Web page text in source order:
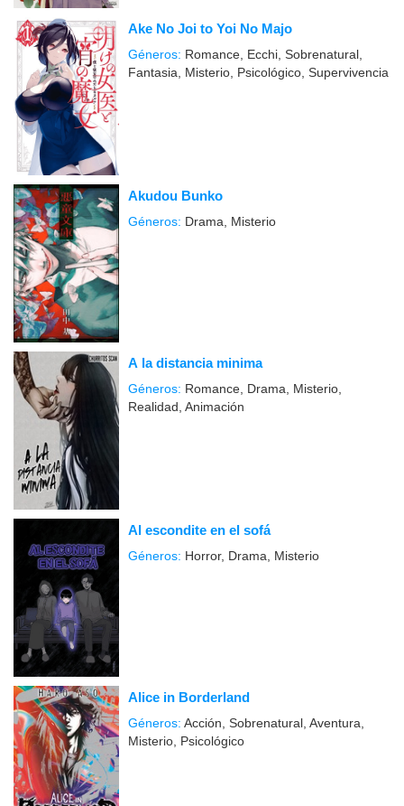
Ake No Joi to Yoi No Majo
Géneros: Romance, Ecchi, Sobrenatural,
Fantasia, Misterio, Psicológico, Supervivencia
Akudou Bunko
Géneros: Drama, Misterio
A la distancia minima
Géneros: Romance, Drama, Misterio,
Realidad, Animación
Al escondite en el sofá
Géneros: Horror, Drama, Misterio
Alice in Borderland
Géneros: Acción, Sobrenatural, Aventura,
Misterio, Psicológico